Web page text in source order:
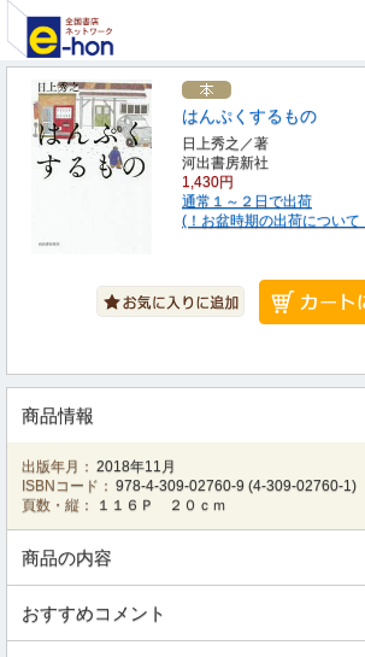
はんぷくするもの
日上秀之／著
河出書房新社
1,430円
通常１～２日で出荷
(！お盆時期の出荷について
商品情報
出版年月： 2018年11月
ISBNコード： 978-4-309-02760-9 (4-309-02760-1)
頁数・縦：
１１６Ｐ ２０ｃｍ
商品の内容
おすすめコメント